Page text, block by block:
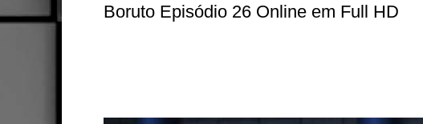
Boruto Episódio 26 Online em Full HD